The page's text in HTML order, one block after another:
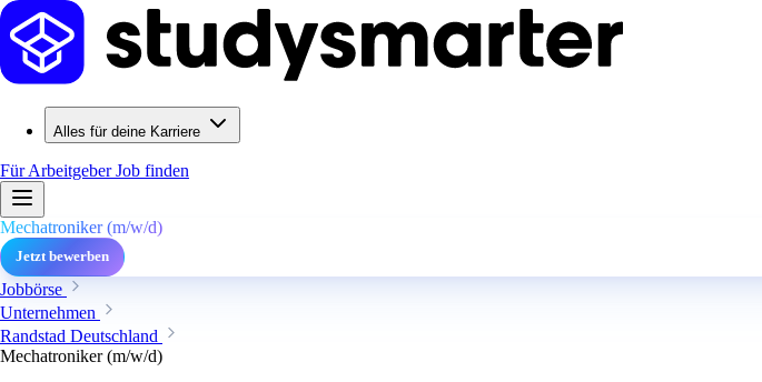
Alles für deine Karriere
Für ArbeitgeberJob finden
Mechatroniker (m/w/d)
Jetzt bewerben
Jobbörse
Unternehmen
Randstad Deutschland
Mechatroniker (m/w/d)